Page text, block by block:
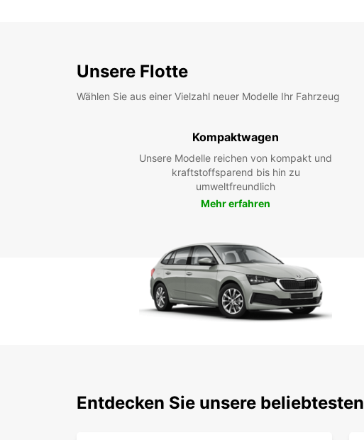
Unsere Flotte
Wählen Sie aus einer Vielzahl neuer Modelle Ihr Fahrzeug
Kompaktwagen
Unsere Modelle reichen von kompakt und
kraftstoffsparend bis hin zu
umweltfreundlich
Mehr erfahren
Entdecken Sie unsere